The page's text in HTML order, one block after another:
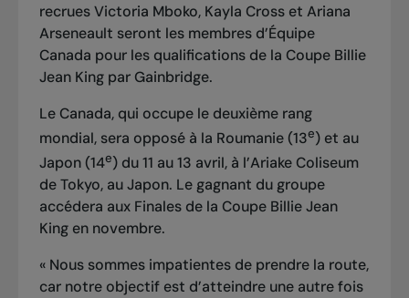
recrues Victoria Mboko, Kayla Cross et Ariana
Arseneault seront les membres d’Équipe
Canada pour les qualifications de la Coupe Billie
Jean King par Gainbridge.
Le Canada, qui occupe le deuxième rang
mondial, sera opposé à la Roumanie (13e) et au
Japon (14e) du 11 au 13 avril, à l’Ariake Coliseum
de Tokyo, au Japon. Le gagnant du groupe
accédera aux Finales de la Coupe Billie Jean
King en novembre.
« Nous sommes impatientes de prendre la route,
car notre objectif est d’atteindre une autre fois